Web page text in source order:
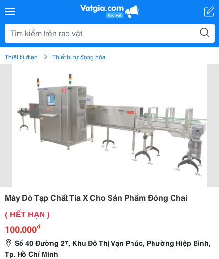
Thiết bị điện Thiết bị tự động hóa
Máy Dò Tạp Chất Tia X Cho Sản Phẩm Đóng Chai
( HẾT HẠN )
100.000₫
Số 40 Đường 27, Khu Đô Thị Vạn Phúc, Phường Hiệp Bình,
Tp. Hồ Chí Minh